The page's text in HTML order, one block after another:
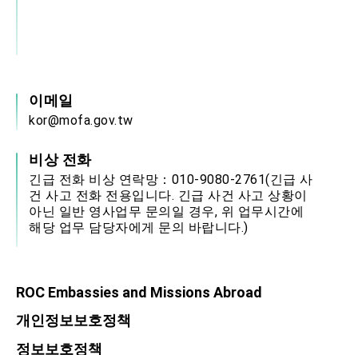
이메일
kor@mofa.gov.tw
비상 전화
긴급 전화 비상 연락망：010-9080-2761(긴급 사
건 사고 전화 전용입니다. 긴급 사건 사고 상황이
아닌 일반 영사업무 문의일 경우, 위 업무시간에
해당 업무 담당자에게 문의 바랍니다.)
ROC Embassies and Missions Abroad
개인정보보호정책
정보보호정책